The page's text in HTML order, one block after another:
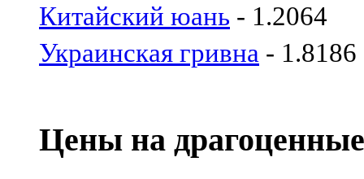
Китайский юань - 1.2064
Украинская гривна - 1.8186
Цены на